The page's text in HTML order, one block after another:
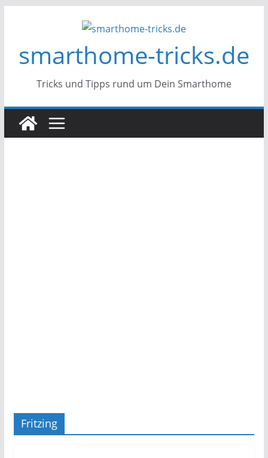
smarthome-tricks.de
Tricks und Tipps rund um Dein Smarthome
Fritzing